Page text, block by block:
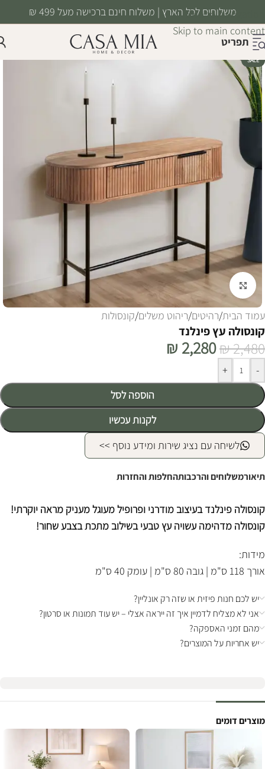
Skip to navigation
Skip to main content
משלוחים לכל הארץ | משלוח חינם ברכישה מעל 499 ₪
תפריט
SALE
לחצו להגדלה
עמוד הבית/רהיטים/ריהוט משלים/קונסולות
קונסולה עץ פינלנד
₪2,480
₪ 2,280
-
+
הוספה לסל
לקנות עכשיו
Alternative:
לשיחה עם נציג שירות ומידע נוסף >>
תיאורמשלוחים והרכבותהחלפות והחזרות
קונסולה פינלנד בעיצוב מודרני ופרופיל מעוגל מעניק מראה יוקרתי!
קונסולה מדהימה עשויה עץ טבעי בשילוב מתכת בצבע שחור!
מידות:
אורך 118 ס"מ | גובה 80 ס"מ | עומק 40 ס"מ
יש לכם חנות פיזית או שזה רק אונליין?
אני לא מצליח לדמיין איך זה ייראה אצלי – יש עוד תמונות או סרטון?
מהם זמני האספקה?
יש אחריות על המוצרים?
מוצרים דומים